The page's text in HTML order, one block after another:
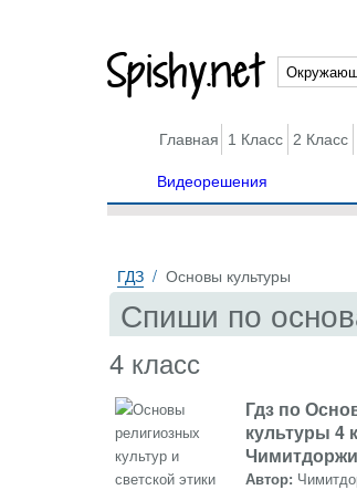
Spishy.net
Главная 1 Класс 2 Класс
Видеорешения
ГДЗ Основы культуры
Спиши по
4 класс
Гдз по
культуры 4
Автор: